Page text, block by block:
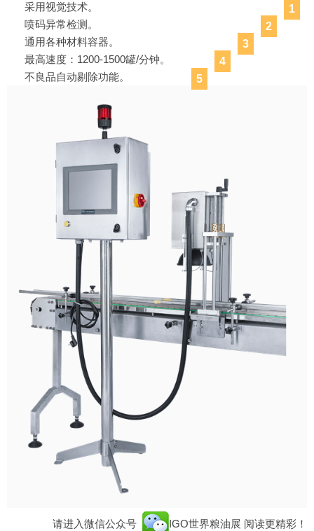
1
采用视觉技术。
2
喷码异常检测。
3
通用各种材料容器。
4
最高速度：1200-1500罐/分钟。
5
不良品自动剔除功能。
请进入微信公众号 IGO世界粮油展 阅读更精彩！